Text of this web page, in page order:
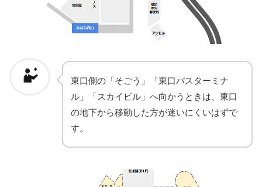
東口側の「そごう」「東口バスターミナ
ル」「スカイビル」へ向かうときは、東口
の地下から移動した方が迷いにくいはずで
す。